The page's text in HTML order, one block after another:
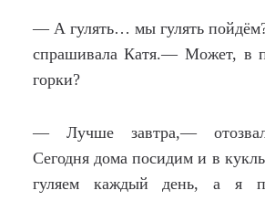
— А гулять… мы гулять
спрашивала Катя.— Может, в
горки?
— Лучше завтра,—
Сегодня дома посидим и в
гуляем каждый день, а я